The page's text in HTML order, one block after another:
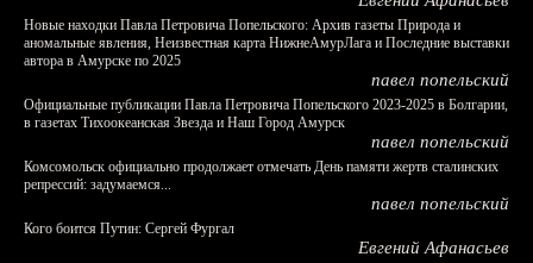
Новые находки Павла Петровича Попельского: Архив газеты Природа и
аномальные явления, Неизвестная карта НижнеАмурЛага и Последние выставки
автора в Амурске по 2025
павел попельский
Официальные публикации Павла Петровича Попельского 2023-2025 в Болгарии,
в газетах Тихоокеанская Звезда и Наш Город Амурск
павел попельский
Комсомольск официально продолжает отмечать День памяти жертв сталинских
репрессий: задумаемся...
павел попельский
Кого боится Путин: Сергей Фургал
Евгений Афанасьев